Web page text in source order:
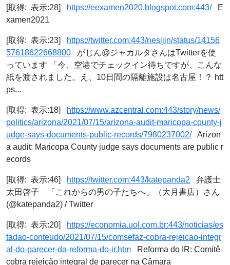
[取得: 表示:28] https://eexamen2020.blogspot.com:443/E
xamen2021
[取得: 表示:23]
https://twitter.com:443/nesijin/status/14156
57618622668800 がじん@ジャカルタさんはTwitterを使
っています 「今、空港でチェックイン待ちですが、こんな
紙を渡されました。え、10日間の隔離施設は名古屋！？ htt
ps...
[取得: 表示:18]
https://www.azcentral.com:443/story/news/
politics/arizona/2021/07/15/arizona-audit-maricopa-county-j
udge-says-documents-public-records/7980237002/Arizon
a audit: Maricopa County judge says documents are public r
ecords
[取得: 表示:46] https://twitter.com:443/katepanda2 弁護士
太田啓子 「これからの男の子たちへ」（大月書店）さん
(@katepanda2) / Twitter
[取得: 表示:20]
https://economia.uol.com.br:443/noticias/es
tadao-conteudo/2021/07/15/comsefaz-cobra-rejeicao-integr
al-do-parecer-da-reforma-do-ir.htm Reforma do IR: Comitê
cobra rejeição integral de parecer na Câmara